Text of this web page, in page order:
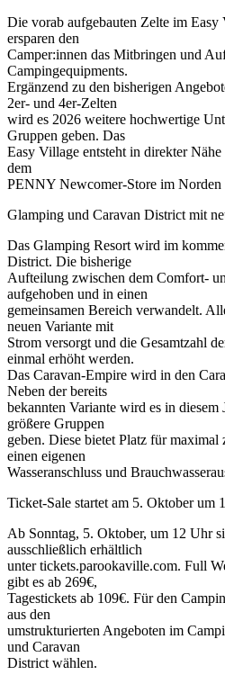
Die vorab aufgebauten Zelte im Easy
ersparen den
Camper:innen das Mitbringen und
Campingequipments.
Ergänzend zu den bisherigen
2er- und 4er-Zelten
wird es 2026 weitere hochwertige
Gruppen geben. Das
Easy Village entsteht in direkter Nähe
dem
PENNY Newcomer-Store im Norden
Glamping und Caravan District mit
Das Glamping Resort wird im
District. Die bisherige
Aufteilung zwischen dem Comfort-
aufgehoben und in einen
gemeinsamen Bereich verwandelt.
neuen Variante mit
Strom versorgt und die Gesamtzahl
einmal erhöht werden.
Das Caravan-Empire wird in den
Neben der bereits
bekannten Variante wird es in
größere Gruppen
geben. Diese bietet Platz für
einen eigenen
Wasseranschluss und
Ticket-Sale startet am 5. Oktober um
Ab Sonntag, 5. Oktober, um 12 Uhr
ausschließlich erhältlich
unter tickets.parookaville.com. Full
gibt es ab 269€,
Tagestickets ab 109€. Für den
aus den
umstrukturierten Angeboten im
und Caravan
District wählen.